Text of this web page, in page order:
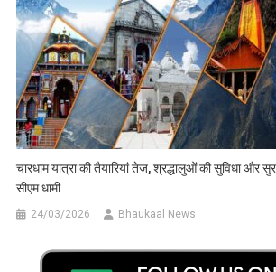
चारधाम यात्रा की तैयारियां तेज, श्रद्धालुओं की सुविधा और
सीएम धामी
24/03/2026 Bhaukaal News